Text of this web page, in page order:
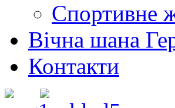
Спортивне
Вічна шана
Контакти